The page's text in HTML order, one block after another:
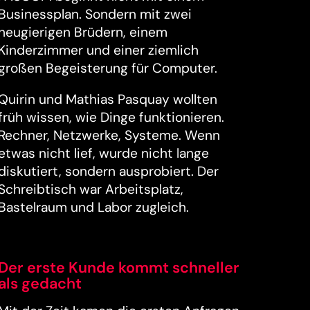
Sondern mit zwei
Brüdern, einem
und einer ziemlich
Begeisterung für Computer.
und Mathias Pasquay wollten
wissen, wie Dinge funktionieren.
Netzwerke, Systeme. Wenn
nicht lief, wurde nicht lange
sondern ausprobiert. Der
war Arbeitsplatz,
und Labor zugleich.
erste Kunde kommt schneller
gedacht